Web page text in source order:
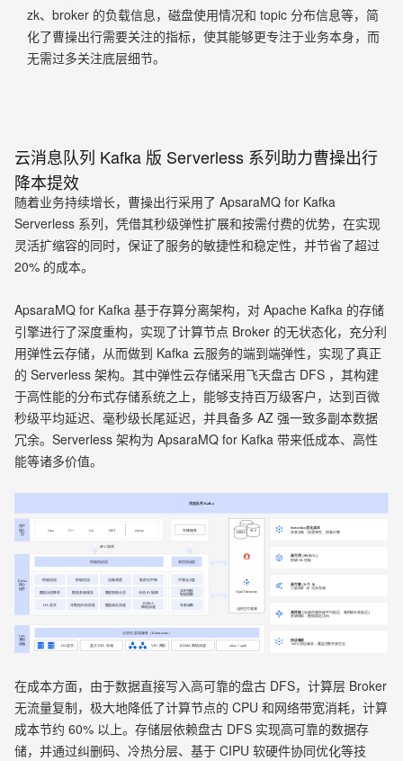
zk、broker 的负载信息，磁盘使用情况和 topic 分布信息等，简
化了曹操出行需要关注的指标，使其能够更专注于业务本身，而
无需过多关注底层细节。
云消息队列 Kafka 版 Serverless 系列助力曹操出行
降本提效
随着业务持续增长，曹操出行采用了 ApsaraMQ for Kafka
Serverless 系列，凭借其秒级弹性扩展和按需付费的优势，在实现
灵活扩缩容的同时，保证了服务的敏捷性和稳定性，并节省了超过
20% 的成本。
ApsaraMQ for Kafka 基于存算分离架构，对 Apache Kafka 的存储
引擎进行了深度重构，实现了计算节点 Broker 的无状态化，充分利
用弹性云存储，从而做到 Kafka 云服务的端到端弹性，实现了真正
的 Serverless 架构。其中弹性云存储采用飞天盘古 DFS ，其构建
于高性能的分布式存储系统之上，能够支持百万级客户，达到百微
秒级平均延迟、毫秒级长尾延迟，并具备多 AZ 强一致多副本数据
冗余。Serverless 架构为 ApsaraMQ for Kafka 带来低成本、高性
能等诸多价值。
在成本方面，由于数据直接写入高可靠的盘古 DFS，计算层 Broker
无流量复制，极大地降低了计算节点的 CPU 和网络带宽消耗，计算
成本节约 60% 以上。存储层依赖盘古 DFS 实现高可靠的数据存
储，并通过纠删码、冷热分层、基于 CIPU 软硬件协同优化等技